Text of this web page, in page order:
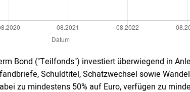
Bond ("Teilfonds") investiert überwiegend in
Schuldtitel, Schatzwechsel sowie
zu mindestens 50% auf Euro, verfügen zu